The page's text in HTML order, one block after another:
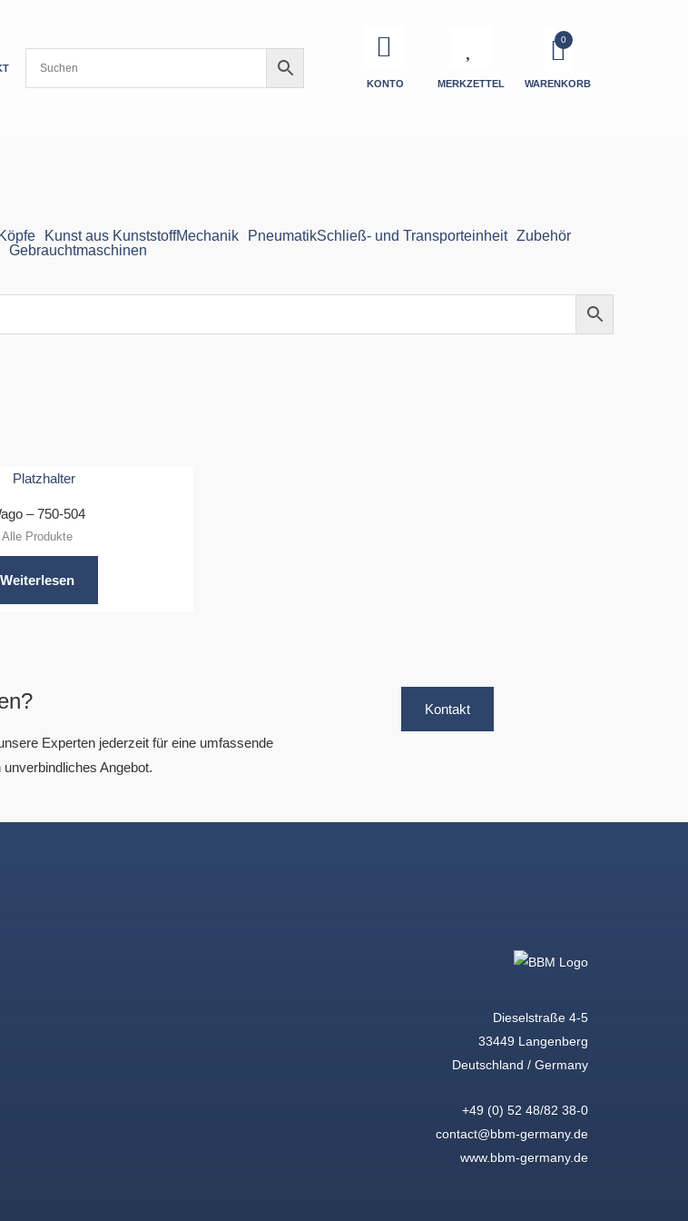
KONTO
MERKZETTEL WARENKORB
Köpfe Kunst aus KunststoffMechanik PneumatikSchließ- und Transporteinheit
Zubehör
Gebrauchtmaschinen
– 750-504
Alle Produkte
Weiterlesen
Experten jederzeit für eine umfassende
unverbindliches Angebot.
Kontakt
Dieselstraße 4-5
33449 Langenberg
Deutschland / Germany
+49 (0) 52 48/82 38-0
contact@bbm-germany.de
www.bbm-germany.de